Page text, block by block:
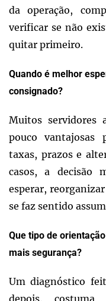
da operação,
verificar se não
quitar primeiro.
Quando é melhor
consignado?
Muitos servidores
pouco vantajosas
taxas, prazos e
casos, a decisão
esperar,
se faz sentido
Que tipo de
mais segurança?
Um diagnóstico